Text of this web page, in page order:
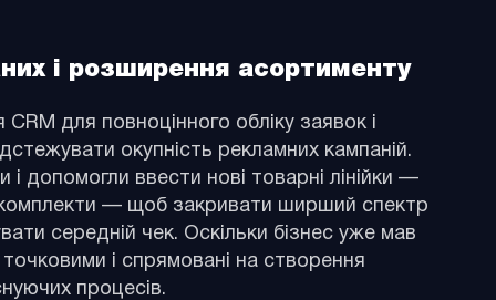
і розширення асортименту
для повноцінного обліку заявок і
окупність рекламних кампаній.
допомогли ввести нові товарні лінійки —
комплекти — щоб закривати ширший спектр
середній чек. Оскільки бізнес уже мав
точковими і спрямовані на створення
процесів.